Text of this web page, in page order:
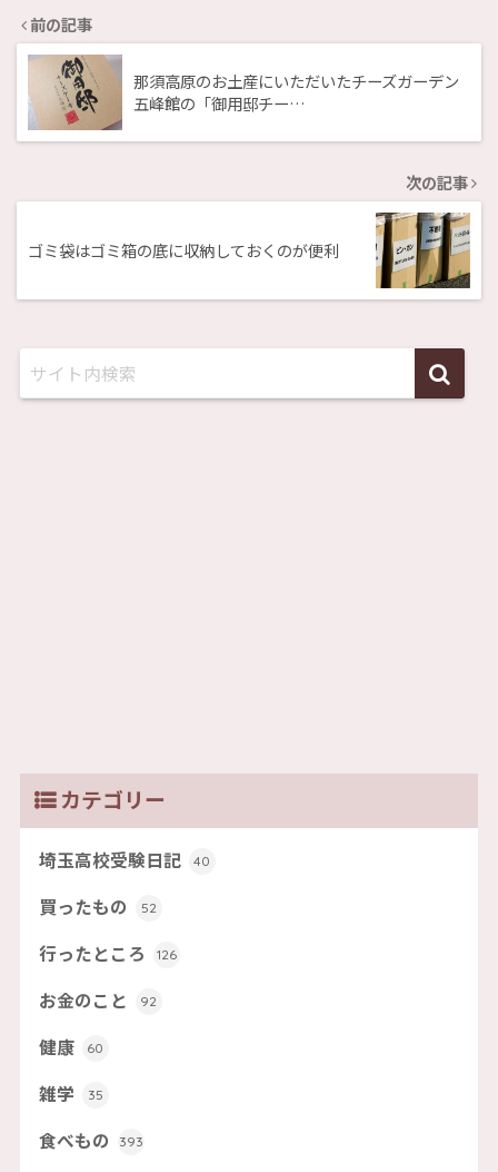
前の記事
那須高原のお土産にいただいたチーズガーデン
五峰館の「御用邸チー…
次の記事
ゴミ袋はゴミ箱の底に収納しておくのが便利
カテゴリー
埼玉高校受験日記 40
買ったもの 52
行ったところ 126
お金のこと 92
健康 60
雑学 35
食べもの 393